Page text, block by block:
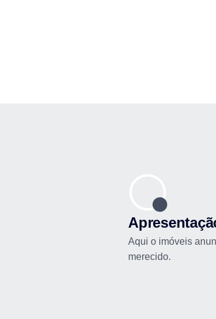
Aqui o imóveis
merecido.